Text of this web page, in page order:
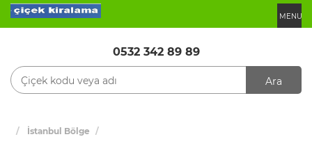
MENU
0532 342 89 89
Ara
İstanbul Bölge